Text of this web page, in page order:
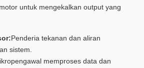
untuk mengekalkan output yang
Penderia tekanan dan aliran
sistem.
memproses data dan